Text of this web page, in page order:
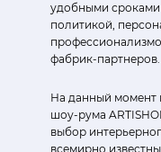
удобными сроками
политикой,
фабрик-партнеров.
На данный момент
шоу-рума
выбор
всемирно